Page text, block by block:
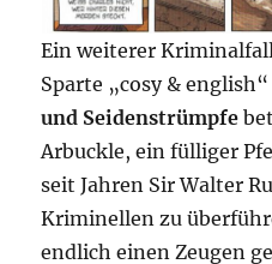
Ein weiterer
Sparte „cosy &
und Seidenstrümpfe
Arbuckle, ein fülliger
seit Jahren Sir Walter
Kriminellen zu
endlich einen Zeugen